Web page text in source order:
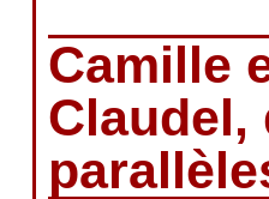
Camille
Claudel,